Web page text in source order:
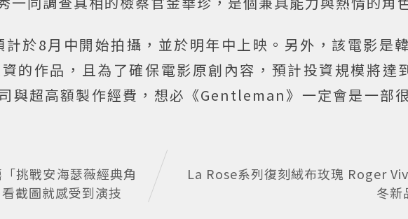
於8月中開始拍攝，並於明年中上映。另外，該電影是
的作品，且為了確保電影原創內容，預計投資規模將達
與超高額製作經費，想必《Gentleman》一定會是一部
挑戰安海瑟薇經典角
截圖就感受到演技
La Rose系列復刻絨布玫瑰 Roger
冬新